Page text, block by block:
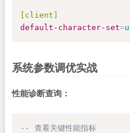
[client]
default-character-set=
系统参数调优实战
性能诊断查询：
-- 查看关键性能指标